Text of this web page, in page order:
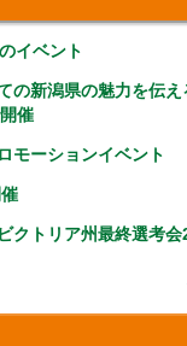
イベント
の新潟県の魅力を伝え
催
モーションイベント
クトリア州最終選考